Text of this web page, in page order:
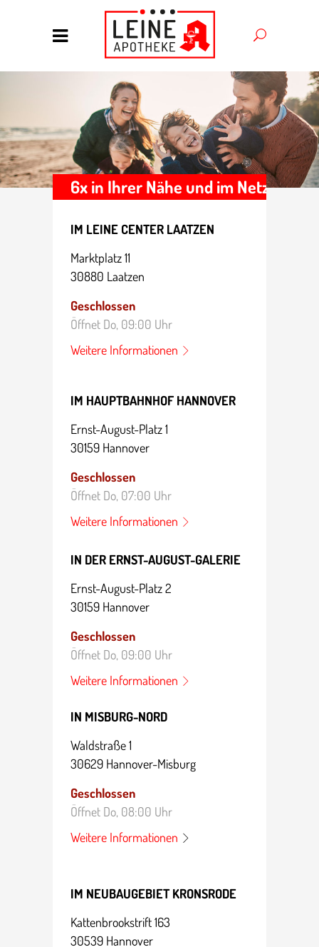
IM LEINE CENTER LAATZEN
Markt­platz 11
30880 Laatzen
Geschlossen
Öffnet Do, 09:00 Uhr
Weitere Infor­ma­tionen
IM HAUPTBAHNHOF HANNOVER
Ernst-August-Platz 1
30159 Hannover
Geschlossen
Öffnet Do, 07:00 Uhr
Weitere Infor­ma­tionen
IN DER ERNST-AUGUST-GALERIE
Ernst-August-Platz 2
30159 Hannover
Geschlossen
Öffnet Do, 09:00 Uhr
Weitere Infor­ma­tionen
IN MISBURG-NORD
Waldstraße 1
30629 Hannover-Misburg
Geschlossen
Öffnet Do, 08:00 Uhr
Weitere Infor­ma­tionen
IM NEUBAUGEBIET KRONSRODE
Katten­brookstrift 163
30539 Hannover